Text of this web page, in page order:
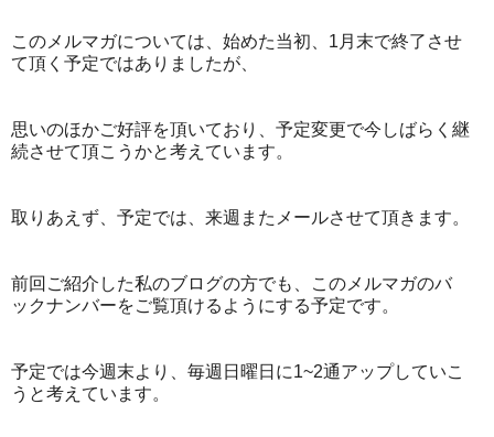
このメルマガについては、始めた当初、1月末で終了させ
て頂く予定ではありましたが、
思いのほかご好評を頂いており、予定変更で今しばらく継
続させて頂こうかと考えています。
取りあえず、予定では、来週またメールさせて頂きます。
前回ご紹介した私のブログの方でも、このメルマガのバ
ックナンバーをご覧頂けるようにする予定です。
予定では今週末より、毎週日曜日に1~2通アップしていこ
うと考えています。